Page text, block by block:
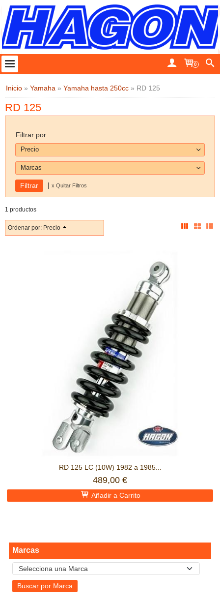
0
Marcas
Inicio » Yamaha » Yamaha hasta 250cc » RD 125
RD 125
Filtrar por
Precio
Marcas
| x Quitar Filtros
1 productos
Ordenar por: Precio
RD 125 LC (10W) 1982 a 1985...
489,00 €
Añadir a Carrito